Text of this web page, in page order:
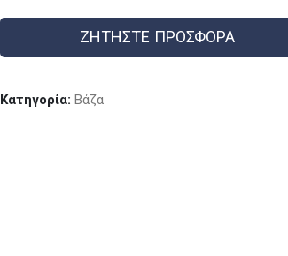
ΖΗΤΗΣΤΕ ΠΡΟΣΦΟΡΑ
Κατηγορία: Βάζα